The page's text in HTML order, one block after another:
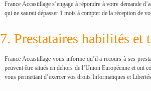
France Accastillage s’engage à répondre à votre demande
qui ne saurait dépasser 1 mois à compter de la réception de
7. Prestataires habilités et
France Accastillage vous informe qu’il a recours à ses
peuvent être situés en dehors de l’Union Européenne et ont
vous permettant d’exercer vos droits Informatiques et